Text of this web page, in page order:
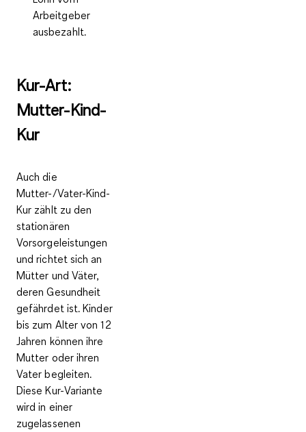
Arbeitgeber
ausbezahlt.
Kur-Art:
Mutter-Kind-
Kur
Auch die
Mutter-/Vater-Kind-
Kur zählt zu den
stationären
Vorsorgeleistungen
und richtet sich an
Mütter und Väter,
deren Gesundheit
gefährdet ist. Kinder
bis zum Alter von 12
Jahren können ihre
Mutter oder ihren
Vater begleiten.
Diese Kur-Variante
wird in einer
zugelassenen